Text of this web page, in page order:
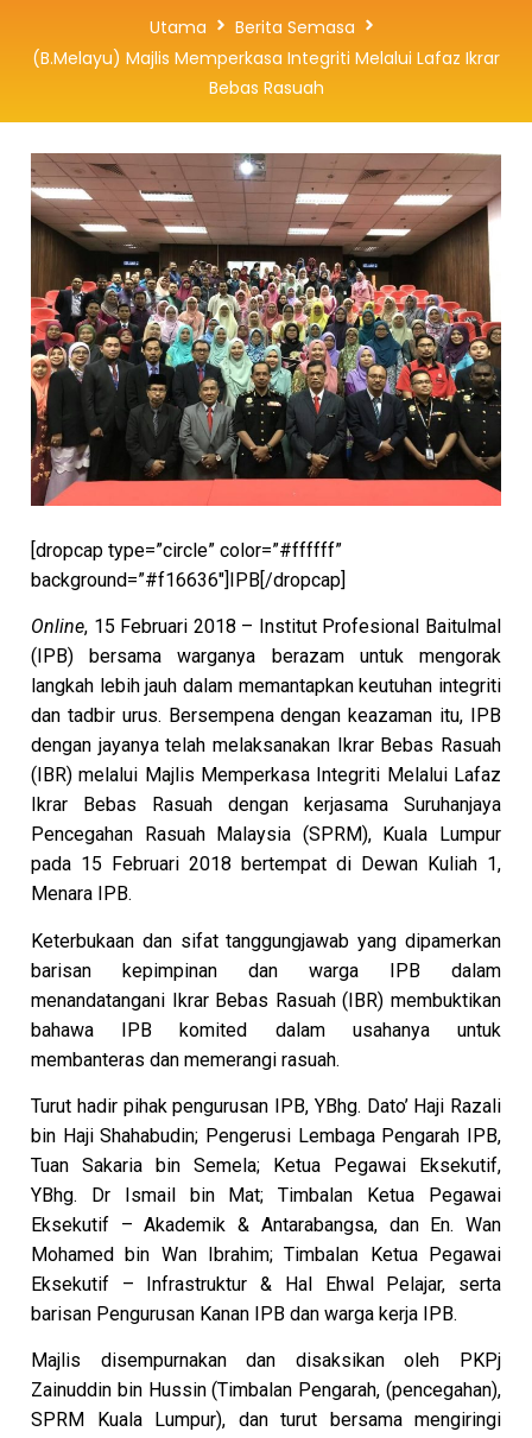
Utama
Berita Semasa
(B.Melayu) Majlis Memperkasa Integriti Melalui Lafaz Ikrar
Bebas Rasuah
[dropcap type=”circle” color=”#ffffff”
background=”#f16636″]IPB[/dropcap]
Online, 15 Februari 2018 – Institut Profesional Baitulmal
(IPB) bersama warganya berazam untuk mengorak
langkah lebih jauh dalam memantapkan keutuhan integriti
dan tadbir urus. Bersempena dengan keazaman itu, IPB
dengan jayanya telah melaksanakan Ikrar Bebas Rasuah
(IBR) melalui Majlis Memperkasa Integriti Melalui Lafaz
Ikrar Bebas Rasuah dengan kerjasama Suruhanjaya
Pencegahan Rasuah Malaysia (SPRM), Kuala Lumpur
pada 15 Februari 2018 bertempat di Dewan Kuliah 1,
Menara IPB.
Keterbukaan dan sifat tanggungjawab yang dipamerkan
barisan kepimpinan dan warga IPB dalam
menandatangani Ikrar Bebas Rasuah (IBR) membuktikan
bahawa IPB komited dalam usahanya untuk
membanteras dan memerangi rasuah.
Turut hadir pihak pengurusan IPB, YBhg. Dato’ Haji Razali
bin Haji Shahabudin; Pengerusi Lembaga Pengarah IPB,
Tuan Sakaria bin Semela; Ketua Pegawai Eksekutif,
YBhg. Dr Ismail bin Mat; Timbalan Ketua Pegawai
Eksekutif – Akademik & Antarabangsa, dan En. Wan
Mohamed bin Wan Ibrahim; Timbalan Ketua Pegawai
Eksekutif – Infrastruktur & Hal Ehwal Pelajar, serta
barisan Pengurusan Kanan IPB dan warga kerja IPB.
Majlis disempurnakan dan disaksikan oleh PKPj
Zainuddin bin Hussin (Timbalan Pengarah, (pencegahan),
SPRM Kuala Lumpur), dan turut bersama mengiringi